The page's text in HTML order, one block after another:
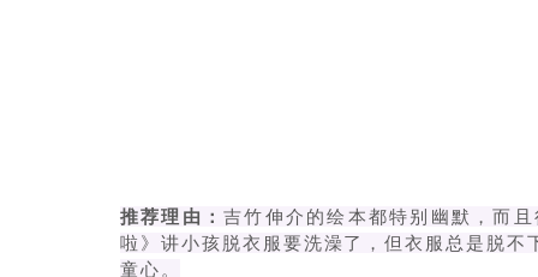
推荐理由：吉竹伸介的绘本都特别幽默，而
啦》讲小孩脱衣服要洗澡了，但衣服总是脱
童心。